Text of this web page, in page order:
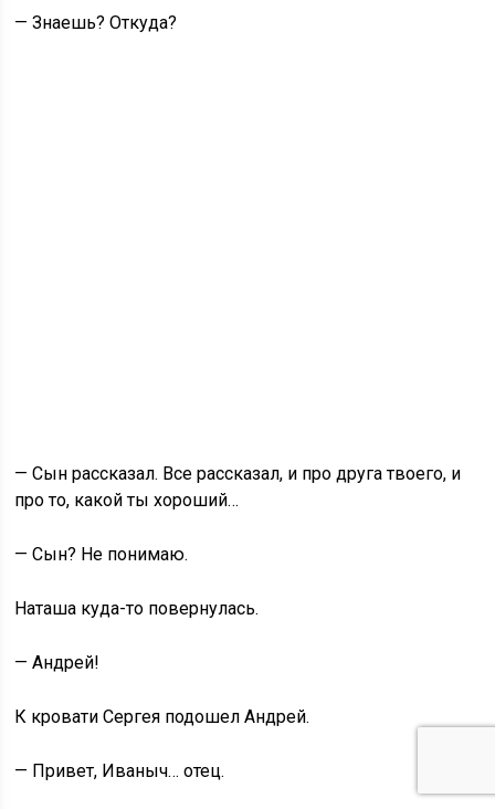
— Знаешь? Откуда?
— Сын рассказал. Все рассказал, и про друга твоего, и
про то, какой ты хороший…
— Сын? Не понимаю.
Наташа куда-то повернулась.
— Андрей!
К кровати Сергея подошел Андрей.
— Привет, Иваныч… отец.